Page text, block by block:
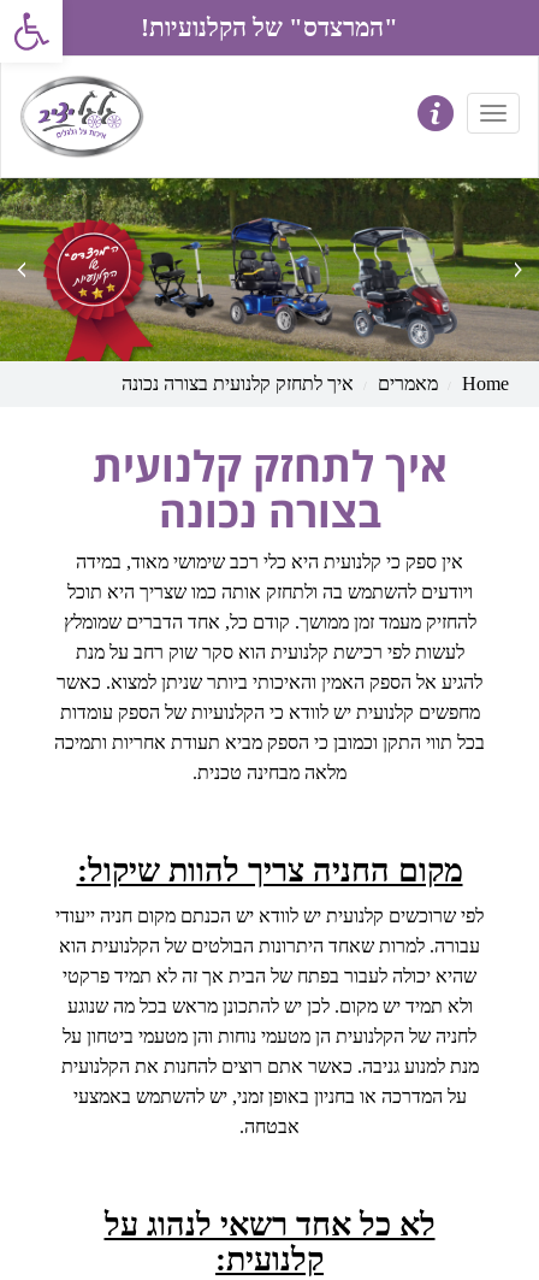
"המרצדס" של הקלנועיות! פתח
prev next
Home מאמרים איך לתחזק קלנועית בצורה נכונה
איך לתחזק קלנועית
בצורה נכונה
אין ספק כי קלנועית היא כלי רכב שימושי מאוד, במידה
ויודעים להשתמש בה ולתחזק אותה כמו שצריך היא תוכל
להחזיק מעמד זמן ממושך. קודם כל, אחד הדברים שמומלץ
לעשות לפי רכישת קלנועית הוא סקר שוק רחב על מנת
להגיע אל הספק האמין והאיכותי ביותר שניתן למצוא. כאשר
מחפשים קלנועית יש לוודא כי הקלנועיות של הספק עומדות
בכל תווי התקן וכמובן כי הספק מביא תעודת אחריות ותמיכה
מלאה מבחינה טכנית.
מקום החניה צריך להוות שיקול:
לפי שרוכשים קלנועית יש לוודא יש הכנתם מקום חניה ייעודי
עבורה. למרות שאחד היתרונות הבולטים של הקלנועית הוא
שהיא יכולה לעבור בפתח של הבית אך זה לא תמיד פרקטי
ולא תמיד יש מקום. לכן יש להתכונן מראש בכל מה שנוגע
לחניה של הקלנועית הן מטעמי נוחות והן מטעמי ביטחון על
מנת למנוע גניבה. כאשר אתם רוצים להחנות את הקלנועית
על המדרכה או בחניון באופן זמני, יש להשתמש באמצעי
אבטחה.
לא כל אחד רשאי לנהוג על
קלנועית: